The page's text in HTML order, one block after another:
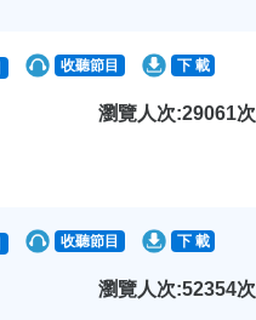
收聽節目 下 載
瀏覽人次:29061次
收聽節目 下 載
瀏覽人次:52354次